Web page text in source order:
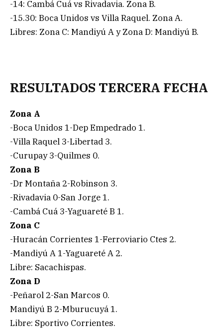
-14: Cambá Cuá vs Rivadavia. Zona B.
-15.30: Boca Unidos vs Villa Raquel. Zona A.
Libres: Zona C: Mandiyú A y Zona D: Mandiyú B.
RESULTADOS TERCERA FECHA
Zona A
-Boca Unidos 1-Dep Empedrado 1.
-Villa Raquel 3-Libertad 3.
-Curupay 3-Quilmes 0.
Zona B
-Dr Montaña 2-Robinson 3.
-Rivadavia 0-San Jorge 1.
-Cambá Cuá 3-Yaguareté B 1.
Zona C
-Huracán Corrientes 1-Ferroviario Ctes 2.
-Mandiyú A 1-Yaguareté A 2.
Libre: Sacachispas.
Zona D
-Peñarol 2-San Marcos 0.
Mandiyú B 2-Mburucuyá 1.
Libre: Sportivo Corrientes.